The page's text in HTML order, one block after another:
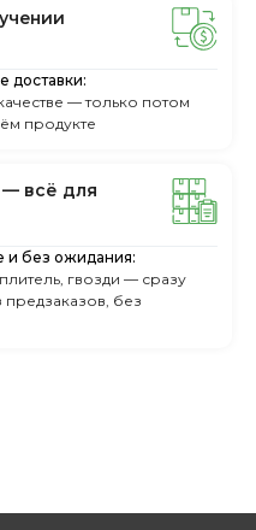
доставки:
— только потом
продукте
— вcё для
и без ожидания:
гвозди — сразу
предзаказов, без